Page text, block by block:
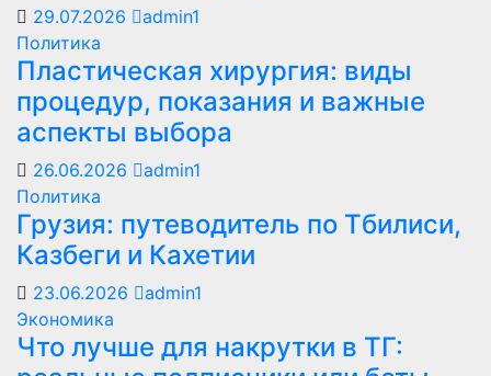
29.07.2026
admin1
Политика
Пластическая хирургия: виды
процедур, показания и важные
аспекты выбора
26.06.2026
admin1
Политика
Грузия: путеводитель по Тбилиси,
Казбеги и Кахетии
23.06.2026
admin1
Экономика
Что лучше для накрутки в ТГ: